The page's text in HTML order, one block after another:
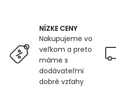
150
cm
NÍZKE CENY
Nakupujeme vo
veľkom a preto
máme s
dodávateľmi
dobré vzťahy